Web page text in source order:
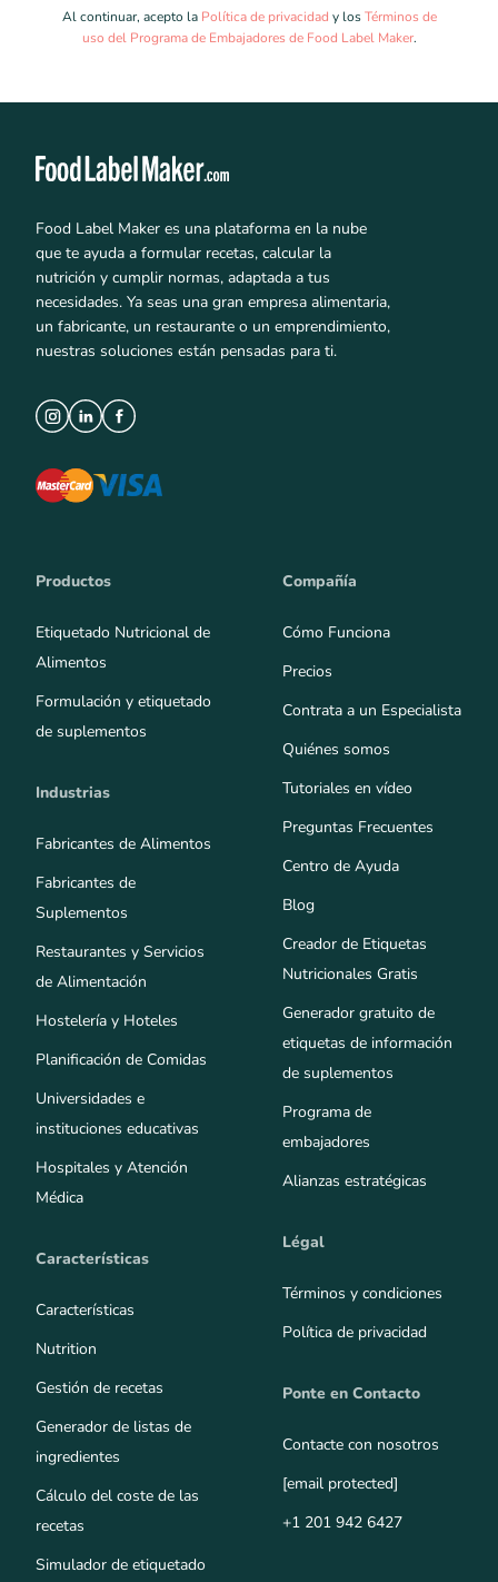
Al continuar, acepto la Política de privacidad y losTérminos de
uso del Programa de Embajadores de Food Label Maker.
Food Label Maker es una plataforma en la nube
que te ayuda a formular recetas, calcular la
nutrición y cumplir normas, adaptada a tus
necesidades. Ya seas una gran empresa alimentaria,
un fabricante, un restaurante o un emprendimiento,
nuestras soluciones están pensadas para ti.
Productos
Etiquetado Nutricional de
Alimentos
Formulación y etiquetado
de suplementos
Industrias
Fabricantes de Alimentos
Fabricantes de
Suplementos
Restaurantes y Servicios
de Alimentación
Hostelería y Hoteles
Planificación de Comidas
Universidades e
instituciones educativas
Hospitales y Atención
Médica
Características
Características
Nutrition
Gestión de recetas
Generador de listas de
ingredientes
Cálculo del coste de las
recetas
Simulador de etiquetado
Compañía
Cómo Funciona
Precios
Contrata a un Especialista
Quiénes somos
Tutoriales en vídeo
Preguntas Frecuentes
Centro de Ayuda
Blog
Creador de Etiquetas
Nutricionales Gratis
Generador gratuito de
etiquetas de información
de suplementos
Programa de
embajadores
Alianzas estratégicas
Légal
Términos y condiciones
Política de privacidad
Ponte en Contacto
Contacte con nosotros
[email protected]
+1 201 942 6427